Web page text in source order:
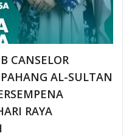
CANSELOR
AL-SULTAN
RAYA